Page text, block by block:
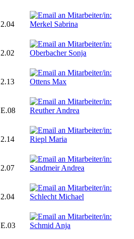
2.04
2.02
2.13
E.08
2.14
2.07
2.04
E.03